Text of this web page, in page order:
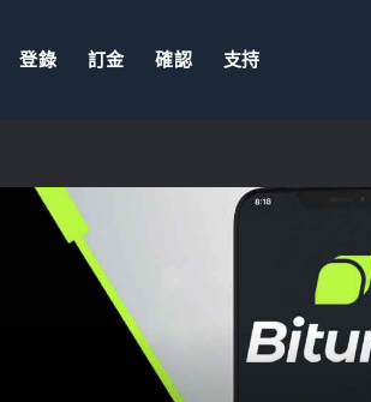
登錄 訂金 確認 支持